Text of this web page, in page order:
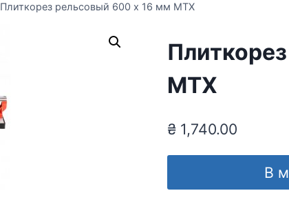
Плиткорез рельсовый 600 х 16 мм MTX
MTX
₴1,740.00
В